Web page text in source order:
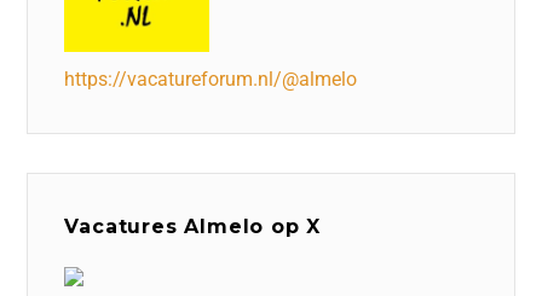
https://vacatureforum.nl/@almelo
Vacatures Almelo op X